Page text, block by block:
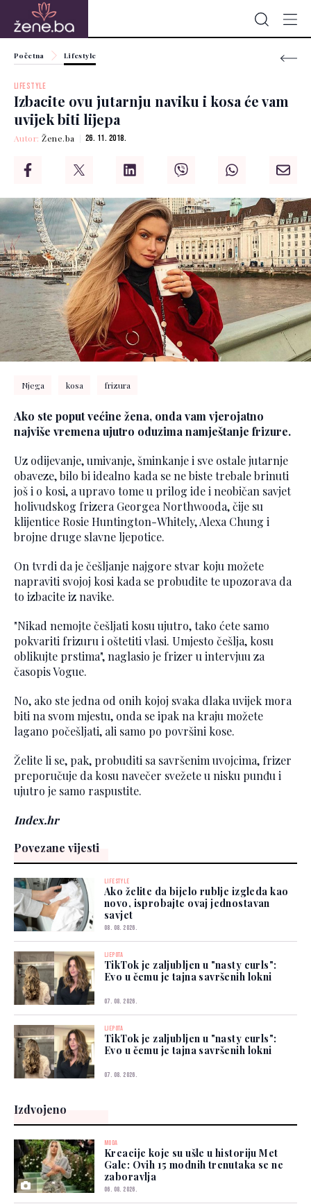
Početna Lifestyle
LIFESTYLE
Izbacite ovu jutarnju naviku i kosa će vam
uvijek biti lijepa
Autor:Žene.ba 26. 11. 2018.
Njega kosa frizura
Ako ste poput većine žena, onda vam vjerojatno
najviše vremena ujutro oduzima namještanje frizure.
Uz odijevanje, umivanje, šminkanje i sve ostale jutarnje
obaveze, bilo bi idealno kada se ne biste trebale brinuti
još i o kosi, a upravo tome u prilog ide i neobičan savjet
holivudskog frizera Georgea Northwooda, čije su
klijentice Rosie Huntington-Whitely, Alexa Chung i
brojne druge slavne ljepotice.
On tvrdi da je češljanje najgore stvar koju možete
napraviti svojoj kosi kada se probudite te upozorava da
to izbacite iz navike.
"Nikad nemojte češljati kosu ujutro, tako ćete samo
pokvariti frizuru i oštetiti vlasi. Umjesto češlja, kosu
oblikujte prstima", naglasio je frizer u intervjuu za
časopis Vogue.
No, ako ste jedna od onih kojoj svaka dlaka uvijek mora
biti na svom mjestu, onda se ipak na kraju možete
lagano počešljati, ali samo po površini kose.
Želite li se, pak, probuditi sa savršenim uvojcima, frizer
preporučuje da kosu navečer svežete u nisku punđu i
ujutro je samo raspustite.
Index.hr
Povezane vijesti
LIFESTYLE
Ako želite da bijelo rublje izgleda kao
novo, isprobajte ovaj jednostavan
savjet
08. 08. 2026.
LJEPOTA
TikTok je zaljubljen u "nasty curls":
Evo u čemu je tajna savršenih lokni
07. 08. 2026.
LJEPOTA
TikTok je zaljubljen u "nasty curls":
Evo u čemu je tajna savršenih lokni
07. 08. 2026.
Izdvojeno
MODA
Kreacije koje su ušle u historiju Met
Gale: Ovih 15 modnih trenutaka se ne
zaboravlja
06. 08. 2026.